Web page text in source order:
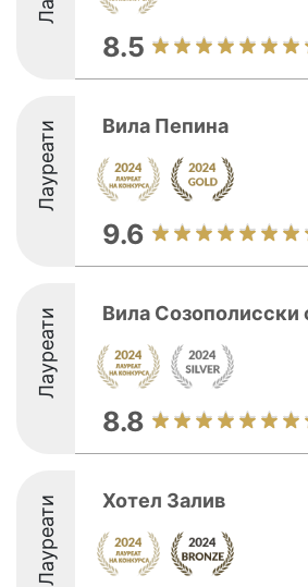
8.5
Лауреати Вила Пепина
9.6
Лауреати Вила Созополисски
8.8
Лауреати Хотел Залив